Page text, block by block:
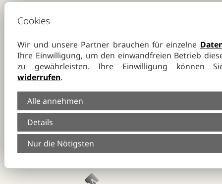
Alle Bilder sind urheberrechtlich geschützt! Ein
Kopieren und Verwenden der Bilder jeglicher Art
bedarf der ausdrücklichen Zustimmung des
Inhabers der Webseite.
©slava- stock.adobe.com
Gestaltung, Design und Fotografie:
Lisa Arnold
Technische Umsetzung und
Cookies
Wir und unsere Partner brauchen für einzelne
Ihre Einwilligung, um den einwandfreien Betrieb
zu gewährleisten. Ihre Einwilligung können
widerrufen.
Alle annehmen
Details
Nur die Nötigsten